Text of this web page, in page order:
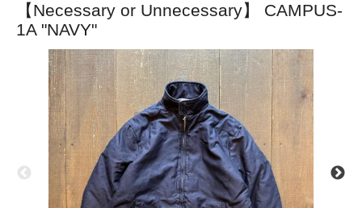
【Necessary or Unnecessary】 CAMPUS-
1A "NAVY"